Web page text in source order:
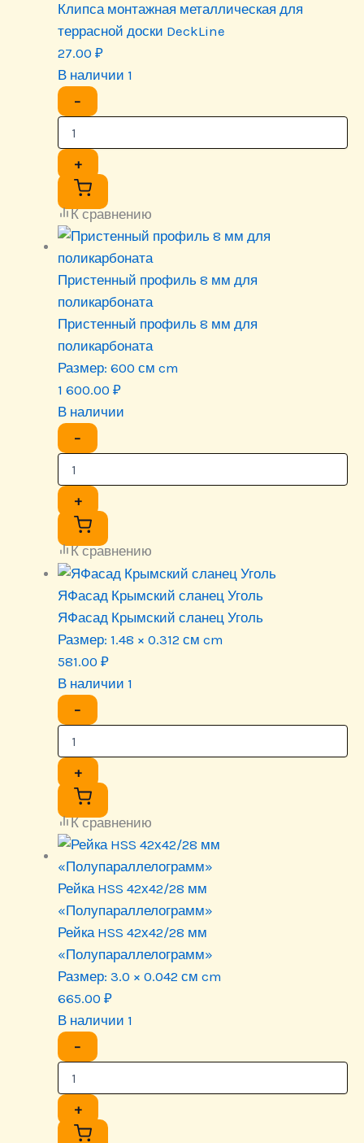
Клипса монтажная металлическая для
террасной доски DeckLine
27.00 ₽
В наличии 1
−
+
К сравнению
Пристенный профиль 8 мм для
поликарбоната
Пристенный профиль 8 мм для
поликарбоната
Размер: 600 см cm
1 600.00 ₽
В наличии
−
+
К сравнению
ЯФасад Крымский сланец Уголь
ЯФасад Крымский сланец Уголь
Размер: 1.48 × 0.312 см cm
581.00 ₽
В наличии 1
−
+
К сравнению
Рейка HSS 42х42/28 мм
«Полупараллелограмм»
Рейка HSS 42х42/28 мм
«Полупараллелограмм»
Размер: 3.0 × 0.042 см cm
665.00 ₽
В наличии 1
−
+